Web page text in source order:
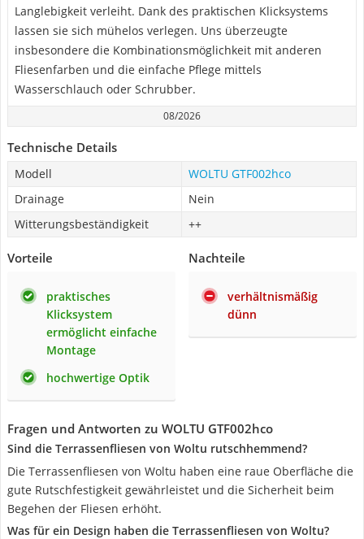
Langlebigkeit verleiht. Dank des praktischen Klicksystems
lassen sie sich mühelos verlegen. Uns überzeugte
insbesondere die Kombinationsmöglichkeit mit anderen
Fliesenfarben und die einfache Pflege mittels
Wasserschlauch oder Schrubber.
08/2026
Technische Details
Modell
WOLTU GTF002hco
Drainage
Nein
Witterungsbeständigkeit
++
Vorteile
praktisches
Klicksystem
ermöglicht einfache
Montage
hochwertige Optik
Nachteile
verhältnismäßig
dünn
Fragen und Antworten zu WOLTU GTF002hco
Sind die Terrassenfliesen von Woltu rutschhemmend?
Die Terrassenfliesen von Woltu haben eine raue Oberfläche die
gute Rutschfestigkeit gewährleistet und die Sicherheit beim
Begehen der Fliesen erhöht.
Was für ein Design haben die Terrassenfliesen von Woltu?